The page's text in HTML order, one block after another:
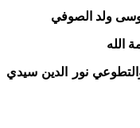
ولد الصوفي
الله
نور الدين سيدي